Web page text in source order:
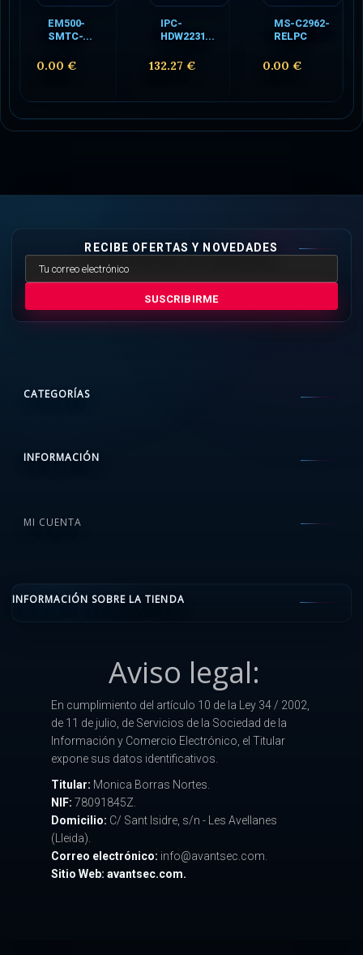
EM500-
SMTC-...
0.00 €
IPC-
HDW2231...
132.27 €
MS-C2962-
RELPC
0.00 €
RECIBE OFERTAS Y NOVEDADES
SUSCRIBIRME
CATEGORÍAS
INFORMACIÓN
MI CUENTA
INFORMACIÓN SOBRE LA TIENDA
Aviso legal:
En cumplimiento del artículo 10 de la Ley 34 / 2002,
de 11 de julio, de Servicios de la Sociedad de la
Información y Comercio Electrónico, el Titular
expone sus datos identificativos.
Titular: Monica Borras Nortes.
NIF: 78091845Z.
Domicilio: C/ Sant Isidre, s/n - Les Avellanes
(Lleida).
Correo electrónico: info@avantsec.com.
Sitio Web: avantsec.com.